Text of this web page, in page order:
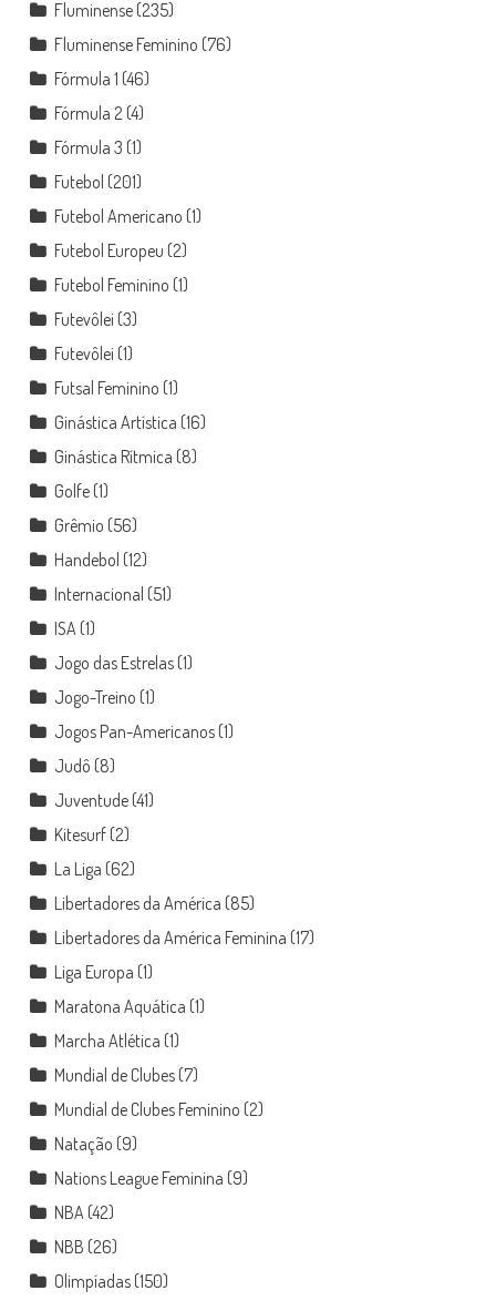
Fluminense(235)
Fluminense Feminino (76)
Fórmula 1 (46)
Fórmula 2(4)
Fórmula 3 (1)
Futebol (201)
Futebol Americano (1)
Futebol Europeu (2)
Futebol Feminino (1)
Futevôlei (3)
Futevôlei (1)
Futsal Feminino (1)
Ginástica Artística (16)
Ginástica Rítmica (8)
Golfe(1)
Grêmio (56)
Handebol (12)
Internacional (51)
ISA(1)
Jogo das Estrelas(1)
Jogo-Treino (1)
Jogos Pan-Americanos(1)
Judô (8)
Juventude(41)
Kitesurf(2)
La Liga (62)
Libertadores da América (85)
Libertadores da América Feminina (17)
Liga Europa (1)
Maratona Aquática (1)
Marcha Atlética (1)
Mundial de Clubes(7)
Mundial de Clubes Feminino (2)
Natação (9)
Nations League Feminina (9)
NBA(42)
NBB (26)
Olimpíadas(150)